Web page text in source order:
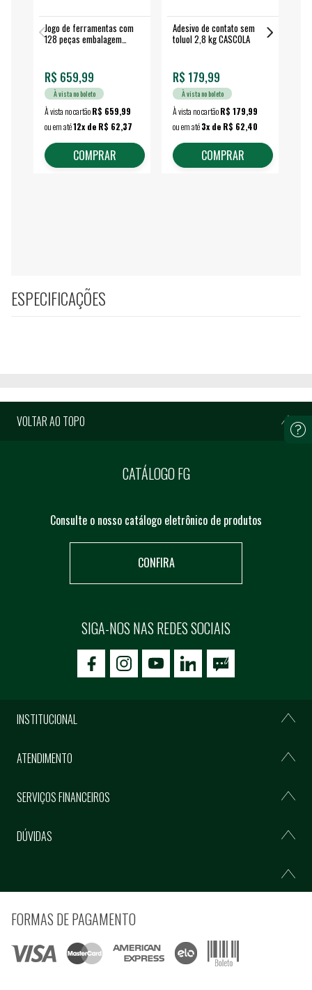
Jogo de ferramentas com
128 peças embalagem
R$ 659,99
À vista no boleto
À vista no cartãoR$ 659,99
ou em até12x de R$ 62,37
COMPRAR
Adesivo de contato sem
toluol 2,8 kg CASCOLA
R$ 179,99
À vista no boleto
À vista no cartãoR$ 179,99
ou em até3x de R$ 62,40
COMPRAR
ESPECIFICAÇÕES
VOLTAR AO TOPO
CATÁLOGO FG
Consulte o nosso catálogo eletrônico de produtos
CONFIRA
SIGA-NOS NAS REDES SOCIAIS
icon-facebookicon-social02icon-social03
INSTITUCIONAL
ATENDIMENTO
SERVIÇOS FINANCEIROS
DÚVIDAS
FORMAS DE PAGAMENTO